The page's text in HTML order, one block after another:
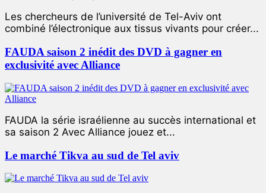
Les chercheurs de l’université de Tel-Aviv ont
combiné l’électronique aux tissus vivants pour créer...
FAUDA saison 2 inédit des DVD à gagner en
exclusivité avec Alliance
FAUDA la série israélienne au succès international et
sa saison 2 Avec Alliance jouez et...
Le marché Tikva au sud de Tel aviv